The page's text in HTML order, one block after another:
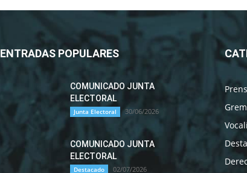
ENTRADAS POPULARES
COMUNICADO JUNTA
ELECTORAL
Junta Electoral 30/06/2026
COMUNICADO JUNTA
ELECTORAL
Destacado 02/07/2026